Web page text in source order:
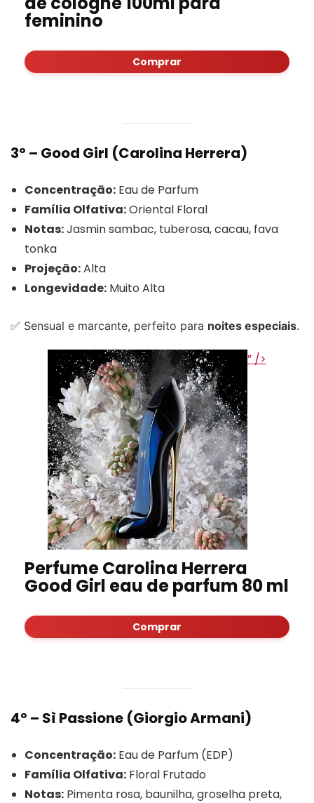
feminino
Comprar
3º – Good Girl (Carolina Herrera)
Concentração: Eau de Parfum
Família Olfativa:Oriental Floral
Notas:Jasmin sambac, tuberosa, cacau, fava
tonka
Projeção:Alta
Longevidade: Muito Alta
✅ Sensual e marcante, perfeito para noites especiais.
” />
Perfume Carolina Herrera
Good Girl eau de parfum 80 ml
Comprar
4º – Sì Passione (Giorgio Armani)
Concentração: Eau de Parfum (EDP)
Família Olfativa: Floral Frutado
Notas: Pimenta rosa, baunilha, groselha preta,